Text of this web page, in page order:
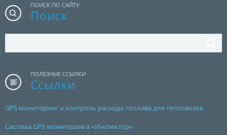
ПОИСК ПО САЙТУ
Поиск
ПОЛЕЗНЫЕ ССЫЛКИ
Ссылки
GPS мониторинг и контроль расхода топлива для тепловозов
Система GPS мониторинга «Инспектор»